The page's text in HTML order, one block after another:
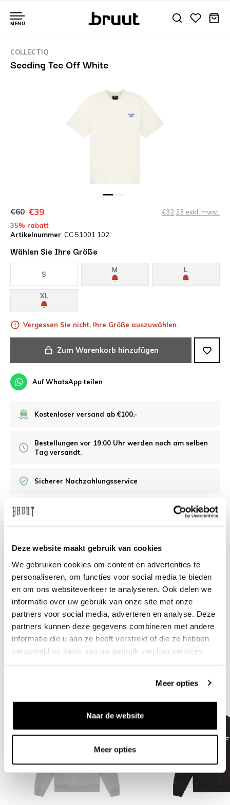
Deze website maakt gebruik van cookies
We gebruiken cookies om content en advertenties te
personaliseren, om functies voor social media te bieden
en om ons websiteverkeer te analyseren. Ook delen we
informatie over uw gebruik van onze site met onze
partners voor social media, adverteren en analyse. Deze
partners kunnen deze gegevens combineren met andere
informatie die u aan ze heeft verstrekt of die ze hebben
verzameld op basis van uw gebruik van hun services.
Meer opties
Naar de website
Meer opties
MENU
COLLECTIQ
Seeding Tee Off White
€60 €39
€32,23 exkl. mwst.
35% rabatt
Artikelnummer: CC 51001 102
Wählen Sie Ihre Größe
S
M L
XL
Vergessen Sie nicht, Ihre Größe auszuwählen.
Zum Warenkorb hinzufügen
Auf WhatsApp teilen
Kostenloser versand ab €100.-
Bestellungen vor 19:00 Uhr werden noch am selben
Tag versandt.
Sicherer Nachzahlungsservice
Brauchen Sie Hilfe?Wir helfen Ihnen gerne
weiter
info@bruut.nl Live-Chat Whatsapp
Über dieses Produkt
Versand und Rückgabe